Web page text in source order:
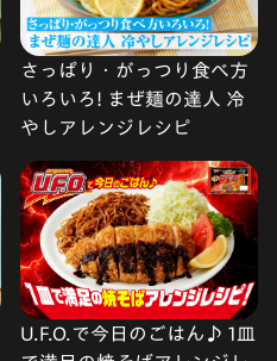
さっぱり・がっつり食べ方
いろいろ! まぜ麺の達人 冷
やしアレンジレシピ
U.F.O.で今日のごはん♪ 1皿